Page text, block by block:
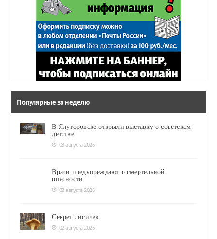
Популярные за неделю
В Ялуторовске открыли выставку о советском
детстве
03 августа 2026
Врачи предупреждают о смертельной
опасности
02 августа 2026
Секрет лисичек
02 августа 2026